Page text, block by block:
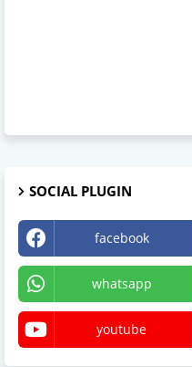
SOCIAL PLUGIN
facebook
whatsapp
youtube